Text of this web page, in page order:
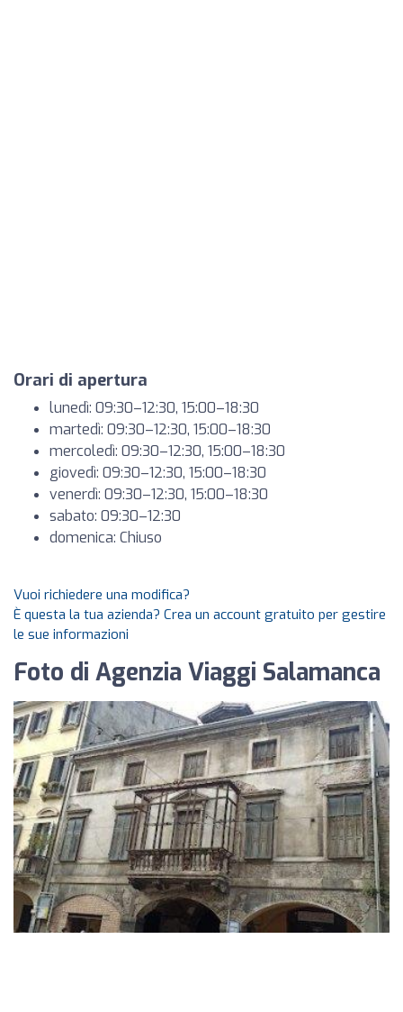
Orari di apertura
lunedì: 09:30–12:30, 15:00–18:30
martedì: 09:30–12:30, 15:00–18:30
mercoledì: 09:30–12:30, 15:00–18:30
giovedì: 09:30–12:30, 15:00–18:30
venerdì: 09:30–12:30, 15:00–18:30
sabato: 09:30–12:30
domenica: Chiuso
Vuoi richiedere una modifica?
È questa la tua azienda? Crea un account gratuito per gestire
le sue informazioni
Foto di Agenzia Viaggi Salamanca